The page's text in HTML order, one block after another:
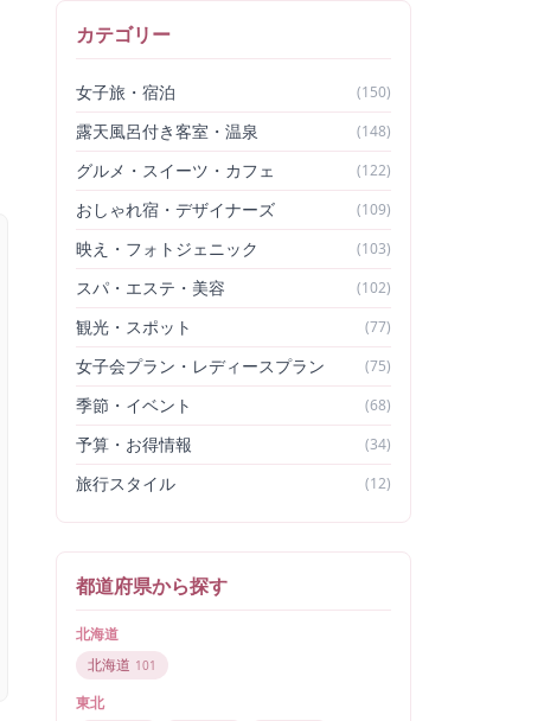
カテゴリー
女子旅・宿泊 (150)
露天風呂付き客室・温泉 (148)
グルメ・スイーツ・カフェ (122)
おしゃれ宿・デザイナーズ (109)
映え・フォトジェニック (103)
スパ・エステ・美容 (102)
観光・スポット (77)
女子会プラン・レディースプラン (75)
季節・イベント (68)
予算・お得情報 (34)
旅行スタイル (12)
都道府県から探す
北海道
北海道 101
東北